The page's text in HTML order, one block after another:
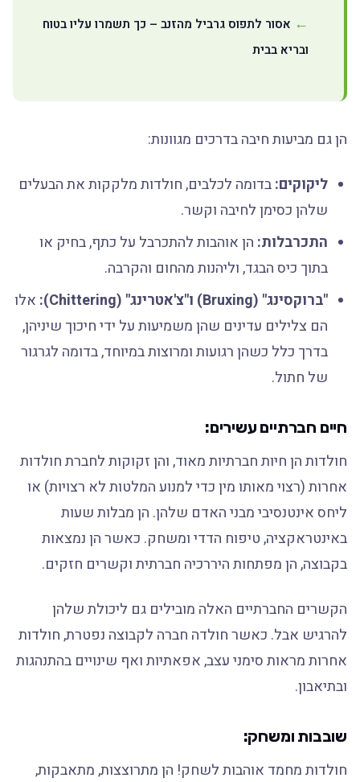
אסור לתפוס גרביל מהזנב – כך תשמרו עליו בטוח
ובריא בבית
הן גם מביעות חיבה בדרכים מגוונות:
ליקוקים:בדומה לכלבים, חולדות מלקקות את הבעלים
שלהן כסימן לחיבה וקשר.
התכרבלות:הן אוהבות להתכרבל על כתף, בחיק או
בתוך כיס הבגד, וליהנות מהחום והקרבה.
"ברוקסינג" (Bruxing) ו"צ'אטרינג" (Chittering):
אלו
הם צלילים עדינים שהן משמיעות על ידי חיכוך שיניהן,
בדרך כלל כשהן רגועות ומרוצות במיוחד, בדומה לגרגור
של חתול.
חיים חברתיים עשירים:
חולדות הן חיות חברתיות מאוד, והן זקוקות לחברת חולדות
אחרות (רצוי מאותו מין כדי למנוע המלטות לא רצויות) או
ליחס אינטנסיבי מבני האדם שלהן. הן מבלות שעות
באינטראקציה, טיפוח הדדי ומשחק. כאשר הן נמצאות
בקבוצה, הן מפתחות היררכיה חברתית וקשרים חזקים.
הקשרים החברתיים האלה מובילים גם ליכולת שלהן
להרגיש אבל. כאשר חולדה חברה לקבוצה נפטרת, חולדות
אחרות מראות סימני עצב, אפאתיות ואף שינויים בהתנהגות
ובתיאבון.
שובבות ומשחק:
חולדות מחמד אוהבות לשחק! הן מתרוצצות, מתאבקות,